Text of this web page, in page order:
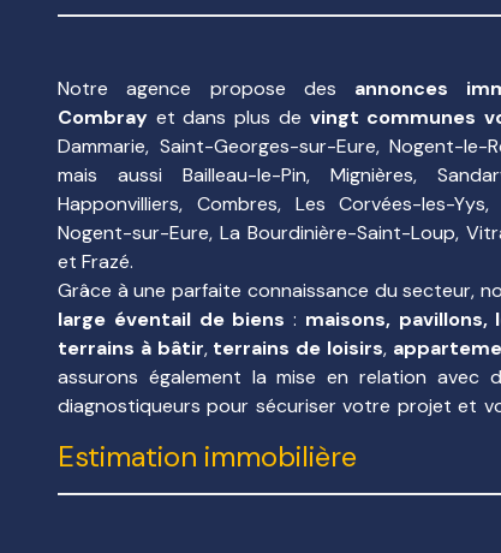
- rédaction du dossier de vente, signature de
notre agence.
Nous vous accompagnons également dans vos
- définition de vos critères de recherche
- proposition de biens en adéquation avec vos
- organisation des visites
- mise en relation avec des artisans locaux afin
cadre de rénovation, extensions, ...
- accompagnement vers des organismes bancaire
- signature de compromis
- accompagnement lors de la signature de
Vous bénéficiez de nos frais d'agence réduits
de réaliser votre rêve de devenir propriétaire.
Notre agence propose des annonces
Combray et dans plus de vingt communes
Dammarie, Saint-Georges-sur-Eure, Nogent-le-
mais aussi Bailleau-le-Pin, Mignières,
Happonvilliers, Combres, Les Corvées-les-Yys,
Nogent-sur-Eure, La Bourdinière-Saint-Loup,
et Frazé.
Grâce à une parfaite connaissance du secteur,
large éventail de biens : maisons,
terrains à bâtir, terrains de loisirs,
assurons également la mise en relation avec
diagnostiqueurs pour sécuriser votre projet et
Estimation immobilière